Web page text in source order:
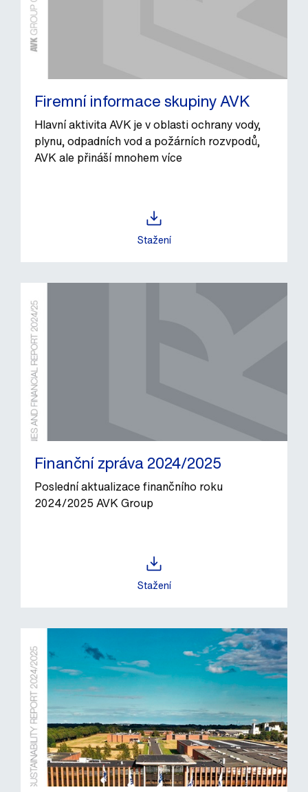
Firemní informace skupiny AVK
Hlavní aktivita AVK je v oblasti ochrany vody,
plynu, odpadních vod a požárních rozvpodů,
AVK ale přináší mnohem více
Stažení
Finanční zpráva 2024/2025
Poslední aktualizace finančního roku
2024/2025 AVK Group
Stažení